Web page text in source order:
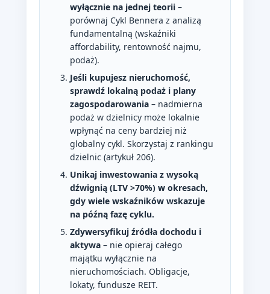
wyłącznie na jednej teorii –
porównaj Cykl Bennera z analizą
fundamentalną (wskaźniki
affordability, rentowność najmu,
podaż).
Jeśli kupujesz nieruchomość,
sprawdź lokalną podaż i plany
zagospodarowania – nadmierna
podaż w dzielnicy może lokalnie
wpłynąć na ceny bardziej niż
globalny cykl. Skorzystaj z rankingu
dzielnic (artykuł 206).
Unikaj inwestowania z wysoką
dźwignią (LTV >70%) w okresach,
gdy wiele wskaźników wskazuje
na późną fazę cyklu.
Zdywersyfikuj źródła dochodu i
aktywa – nie opieraj całego
majątku wyłącznie na
nieruchomościach. Obligacje,
lokaty, fundusze REIT.